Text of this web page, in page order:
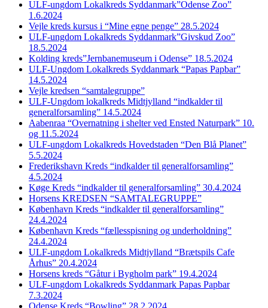
ULF-ungdom Lokalkreds Syddanmark”Odense Zoo”
1.6.2024
Vejle kreds kursus i “Mine egne penge” 28.5.2024
ULF-ungdom Lokalkreds Syddanmark”Givskud Zoo”
18.5.2024
Kolding kreds”Jernbanemuseum i Odense” 18.5.2024
ULF-Ungdom Lokalkreds Syddanmark “Papas Papbar”
14.5.2024
Vejle kredsen “samtalegruppe”
ULF-Ungdom lokalkreds Midtjylland “indkalder til
generalforsamling” 14.5.2024
Aabenraa “Overnatning i shelter ved Ensted Naturpark” 10.
og 11.5.2024
ULF-ungdom Lokalkreds Hovedstaden “Den Blå Planet”
5.5.2024
Frederikshavn Kreds “indkalder til generalforsamling”
4.5.2024
Køge Kreds “indkalder til generalforsamling” 30.4.2024
Horsens KREDSEN “SAMTALEGRUPPE”
København Kreds “indkalder til generalforsamling”
24.4.2024
København Kreds “fællesspisning og underholdning”
24.4.2024
ULF-ungdom Lokalkreds Midtjylland “Brætspils Cafe
Århus” 20.4.2024
Horsens kreds “Gåtur i Bygholm park” 19.4.2024
ULF-ungdom Lokalkreds Syddanmark Papas Papbar
7.3.2024
Odense Kreds “Bowling” 28.2.2024